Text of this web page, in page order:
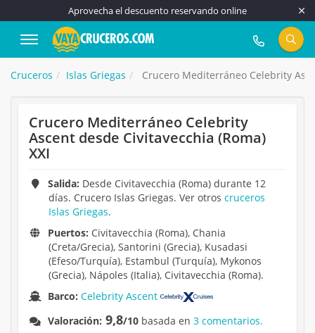
Aprovecha el descuento reservando online
917 815 555
Cruceros Islas Griegas Crucero Mediterráneo Celebrity
Crucero Mediterráneo Celebrity
Ascent desde Civitavecchia (Roma)
XXI
Salida: Desde Civitavecchia (Roma) durante 12
días. Crucero Islas Griegas. Ver otros cruceros
Islas Griegas.
Puertos: Civitavecchia (Roma), Chania
(Creta/Grecia), Santorini (Grecia), Kusadasi
(Efeso/Turquía), Estambul (Turquía), Mykonos
(Grecia), Nápoles (Italia), Civitavecchia (Roma).
Barco:Celebrity Ascent
Valoración: 9,8/10 basada en3 comentarios.